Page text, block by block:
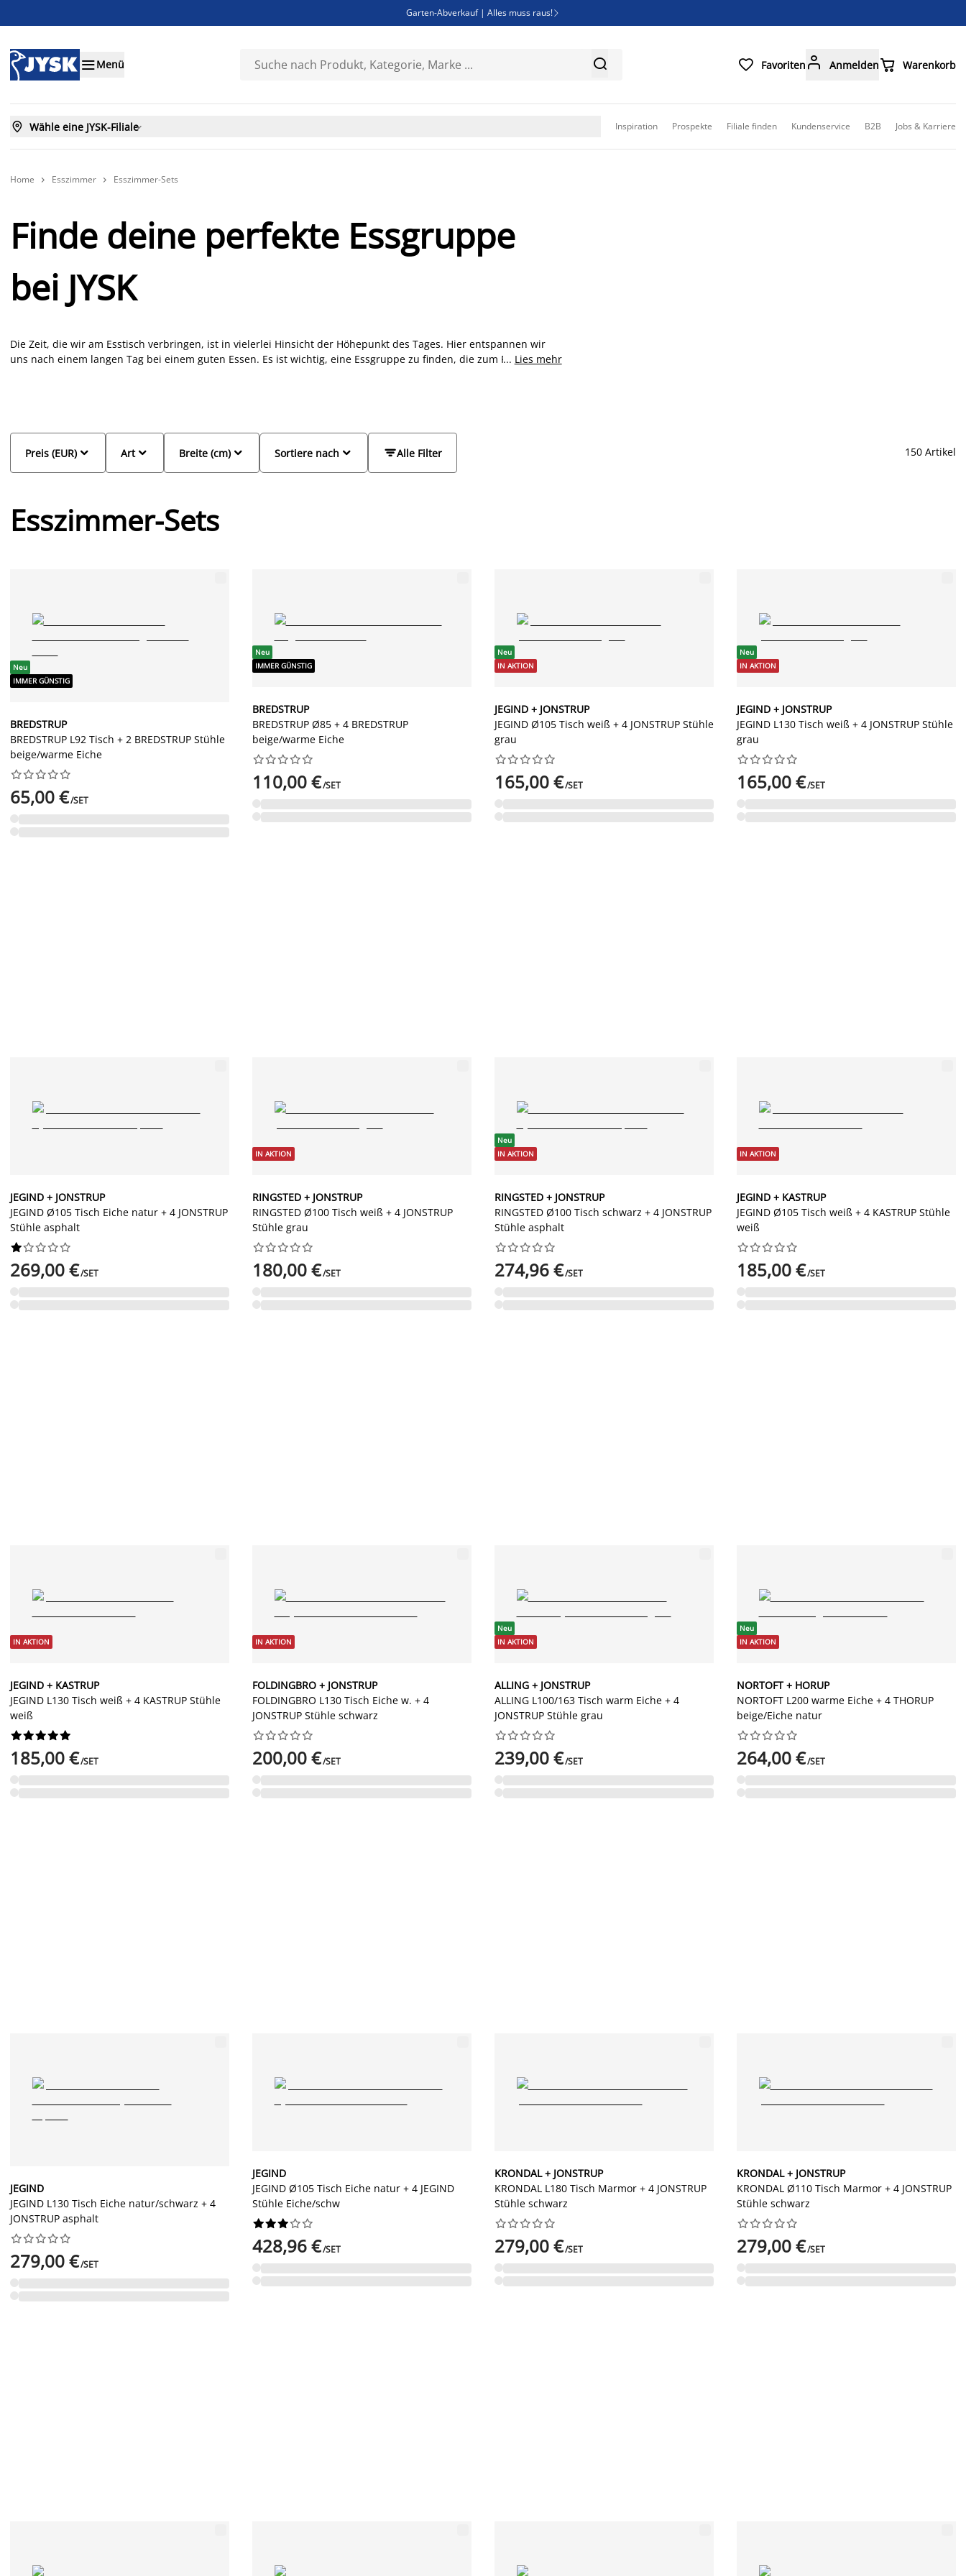
Garten-Abverkauf | Alles muss raus! 
Bist du Unternehmer? Entdecke JYSK-B2B
Menü   Favoriten  Anmelden Warenkorb
 Wähle eine JYSK-Filiale Inspiration Prospekte Filiale finden Kundenservice B2B Jobs & Karriere
Home  Esszimmer  Esszimmer-Sets
Finde deine perfekte Essgruppe
bei JYSK
Die Zeit, die wir am Esstisch verbringen, ist in vielerlei Hinsicht der Höhepunkt des Tages. Hier entspannen wir
uns nach einem langen Tag bei einem guten Essen. Es ist wichtig, eine Essgruppe zu finden, die zum Rest deiner
so mit einem Schwung frischen Wind in deinen Essbereich.
... Lies mehr

Preis (EUR) 
Art 
Breite (cm) Alle Filter

Sortiere nach 150 Artikel
Esszimmer-Sets
Neu
IMMER GÜNSTIG
BREDSTRUP
BREDSTRUP L92 Tisch + 2 BREDSTRUP Stühle
beige/warme Eiche






65,00 €/SET
Neu
IMMER GÜNSTIG
BREDSTRUP
BREDSTRUP Ø85 + 4 BREDSTRUP
beige/warme Eiche






110,00 €/SET
Neu
IN AKTION
JEGIND + JONSTRUP
JEGIND Ø105 Tisch weiß + 4 JONSTRUP Stühle
grau






165,00 €/SET
Neu
IN AKTION
JEGIND + JONSTRUP
JEGIND L130 Tisch weiß + 4 JONSTRUP Stühle
grau






165,00 €/SET
JEGIND + JONSTRUP
JEGIND Ø105 Tisch Eiche natur + 4 JONSTRUP
Stühle asphalt






269,00 €/SET
IN AKTION
RINGSTED + JONSTRUP
RINGSTED Ø100 Tisch weiß + 4 JONSTRUP
Stühle grau






180,00 €/SET
Neu
IN AKTION
RINGSTED + JONSTRUP
RINGSTED Ø100 Tisch schwarz + 4 JONSTRUP
Stühle asphalt






274,96 €/SET
IN AKTION
JEGIND + KASTRUP
JEGIND Ø105 Tisch weiß + 4 KASTRUP Stühle
weiß






185,00 €/SET
IN AKTION
JEGIND + KASTRUP
JEGIND L130 Tisch weiß + 4 KASTRUP Stühle
weiß






185,00 €/SET
IN AKTION
FOLDINGBRO + JONSTRUP
FOLDINGBRO L130 Tisch Eiche w. + 4
JONSTRUP Stühle schwarz






200,00 €/SET
Neu
IN AKTION
ALLING + JONSTRUP
ALLING L100/163 Tisch warm Eiche + 4
JONSTRUP Stühle grau






239,00 €/SET
Neu
IN AKTION
NORTOFT + HORUP
NORTOFT L200 warme Eiche + 4 THORUP
beige/Eiche natur






264,00 €/SET
JEGIND
JEGIND L130 Tisch Eiche natur/schwarz + 4
JONSTRUP asphalt






279,00 €/SET
JEGIND
JEGIND Ø105 Tisch Eiche natur + 4 JEGIND
Stühle Eiche/schw






428,96 €/SET
KRONDAL + JONSTRUP
KRONDAL L180 Tisch Marmor + 4 JONSTRUP
Stühle schwarz






279,00 €/SET
KRONDAL + JONSTRUP
KRONDAL Ø110 Tisch Marmor + 4 JONSTRUP
Stühle schwarz






279,00 €/SET